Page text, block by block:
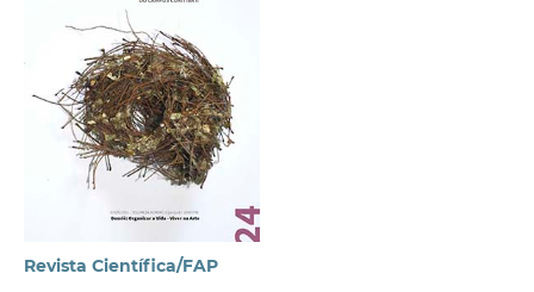
Revista Cientí­fica/FAP